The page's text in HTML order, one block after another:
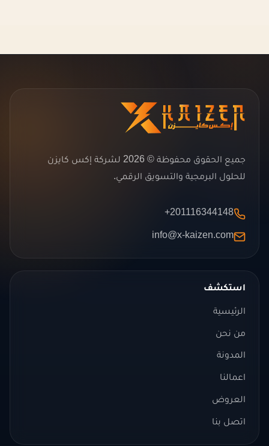
جميع الحقوق محفوظة © 2026 لشركة إكس كايزن
للحلول البرمجية والتسويق الرقمي.
+201116344148
info@x-kaizen.com
استكشف
الرئيسية
من نحن
المدونة
اعمالنا
العروض
اتصل بنا